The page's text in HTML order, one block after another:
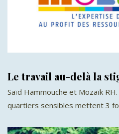
Le travail au-delà la
Saïd Hammouche et Mozaïk
quartiers sensibles mettent 3